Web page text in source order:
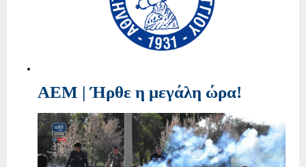
ΑΕΜ | Ήρθε η μεγάλη ώρα!